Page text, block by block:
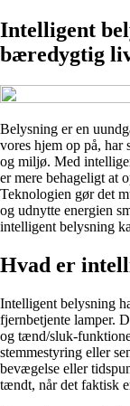
Intelligent
bæredygtig
Belysning er en
vores hjem op på,
og miljø. Med
er mere behageligt at
Teknologien gør det
og udnytte energien
intelligent belysning
Hvad er
Intelligent belysning
fjernbetjente lamper.
og tænd/sluk-
stemmestyring eller
bevægelse eller
tændt, når det faktisk